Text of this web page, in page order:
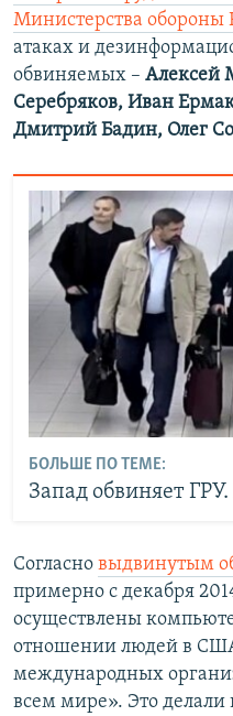
Министерства обороны
атаках и
обвиняемых – Алексей
Серебряков, Иван
Дмитрий Бадин, Олег
БОЛЬШЕ ПО ТЕМЕ:
Запад обвиняет
Согласно выдвинутым
примерно с декабря
осуществлены
отношении людей в
международных
всем мире». Это делали